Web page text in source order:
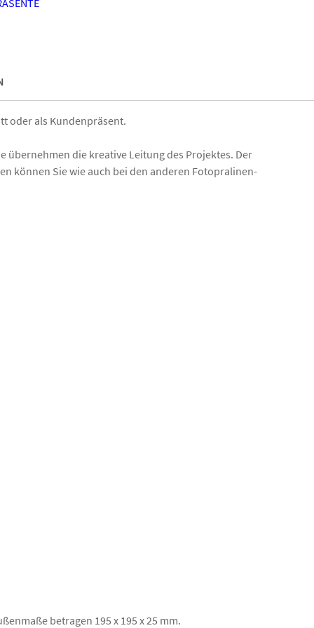
oder als Kundenpräsent.
übernehmen die kreative Leitung des Projektes. Der
können Sie wie auch bei den anderen Fotopralinen-
betragen 195 x 195 x 25 mm.